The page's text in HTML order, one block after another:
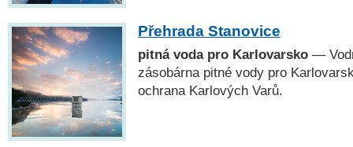
Přehrada Stanovice
pitná voda pro Karlovarsko —
zásobárna pitné vody pro
ochrana Karlových Varů.